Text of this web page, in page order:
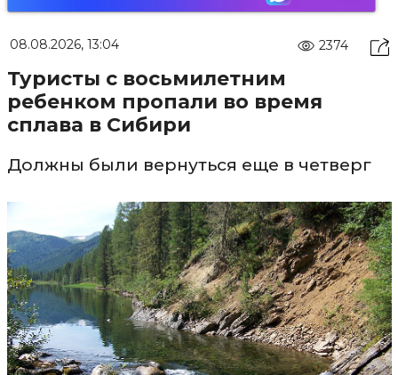
08.08.2026, 13:04 2374
Туристы с восьмилетним
ребенком пропали во время
сплава в Сибири
Должны были вернуться еще в четверг